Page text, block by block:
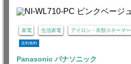
家電 生活家電 アイロン・衣類スチーマー
送料無料
Panasonic パナソニック